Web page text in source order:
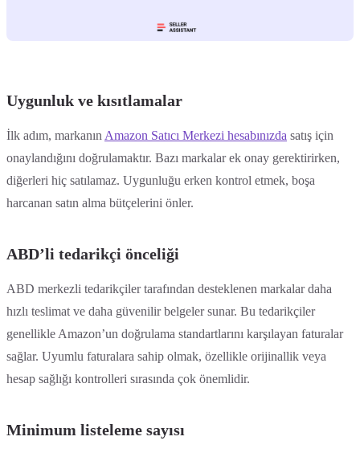
Uygunluk ve kısıtlamalar
İlk adım, markanın Amazon Satıcı Merkezi hesabınızda satış için
onaylandığını doğrulamaktır. Bazı markalar ek onay gerektirirken,
diğerleri hiç satılamaz. Uygunluğu erken kontrol etmek, boşa
harcanan satın alma bütçelerini önler.
ABD’li tedarikçi önceliği
ABD merkezli tedarikçiler tarafından desteklenen markalar daha
hızlı teslimat ve daha güvenilir belgeler sunar. Bu tedarikçiler
genellikle Amazon’un doğrulama standartlarını karşılayan faturalar
sağlar. Uyumlu faturalara sahip olmak, özellikle orijinallik veya
hesap sağlığı kontrolleri sırasında çok önemlidir.
Minimum listeleme sayısı